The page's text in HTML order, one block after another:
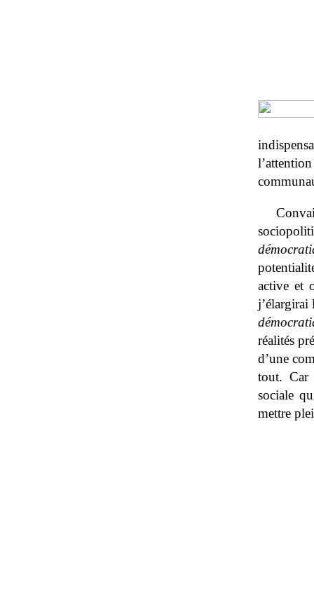
active et
réalités
d’une
tout. Car
sociale
mettre